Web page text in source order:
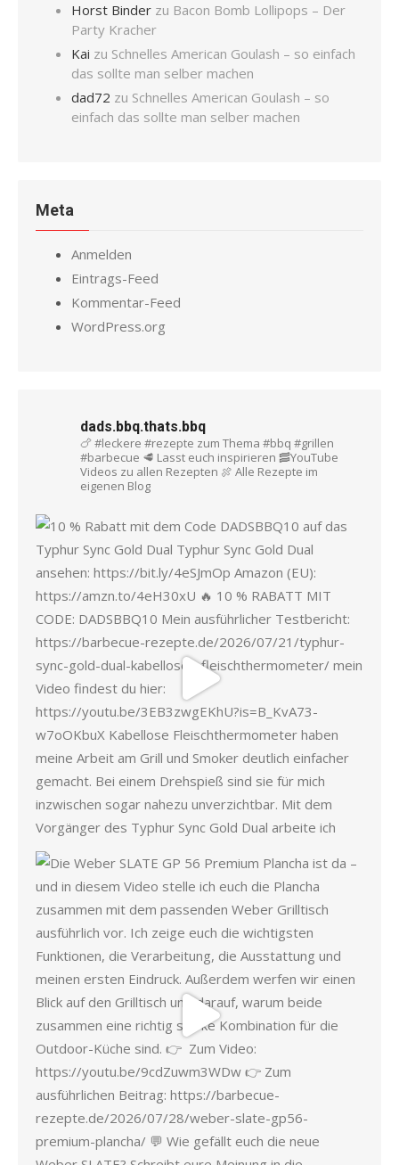
Horst Binder zu Bacon Bomb Lollipops – Der
Party Kracher
Kai zu Schnelles American Goulash – so einfach
das sollte man selber machen
dad72 zu Schnelles American Goulash – so
einfach das sollte man selber machen
Meta
Anmelden
Eintrags-Feed
Kommentar-Feed
WordPress.org
dads.bbq.thats.bbq
🍗 #leckere #rezepte zum Thema #bbq #grillen
#barbecue 🥩 Lasst euch inspirieren 🥓YouTube
Videos zu allen Rezepten 🍖 Alle Rezepte im
eigenen Blog